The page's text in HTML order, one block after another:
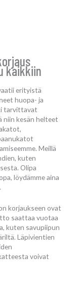
kaikkiin
erityistä
huopa- ja
tarvittavat
kesän helteet
Meillä
kuten
Olipa
löydämme aina
korjaukseen ovat
saattaa vuotaa
kuten savupiipun
Läpivientien
voivat